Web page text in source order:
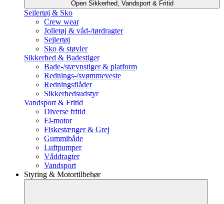
Open Sikkerhed, Vandsport & Fritid
Sejlertøj & Sko
Crew wear
Jolletøj & våd-/tørdragter
Sejlertøj
Sko & støvler
Sikkerhed & Badestiger
Bade-/stævnstiger & platform
Rednings-/svømmeveste
Redningsflåder
Sikkerhedsudstyr
Vandsport & Fritid
Diverse fritid
El-motor
Fiskestænger & Grej
Gummibåde
Luftpumper
Våddragter
Vandsport
Styring & Motortilbehør